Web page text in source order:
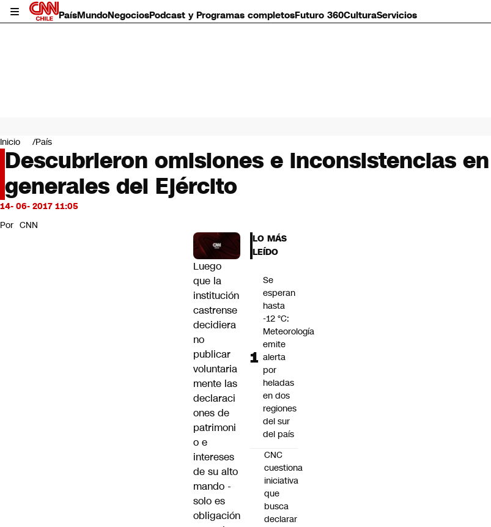
PaísMundoNegociosPodcast y Programas completosFuturo 360CulturaServicios
Mundo
Negocios
Deportes
Programas completos
Cultura
Servicios
Bits
CNN Data
Inicio País
Descubrieron omisiones e inconsistencias
generales del Ejército
14- 06- 2017 11:05
Por CNN
Luego
que la
institución
castrense
decidiera
no
publicar
voluntaria
mente las
declaraci
ones de
patrimoni
o e
intereses
de su alto
mando -
solo es
obligación
LO MÁS
LEÍDO
Se
esperan
hasta
-12 °C:
Meteorología
emite
alerta
por
heladas
en dos
regiones
del sur
del país
CNC
cuestiona
iniciativa
que
busca
declarar